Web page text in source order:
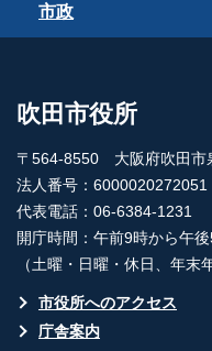
市政
吹田市役所
〒564-8550 大阪府吹田市
法人番号：6000020272051
代表電話：06-6384-1231
開庁時間：午前9時から午
（土曜・日曜・休日、年末
市役所へのアクセス
庁舎案内